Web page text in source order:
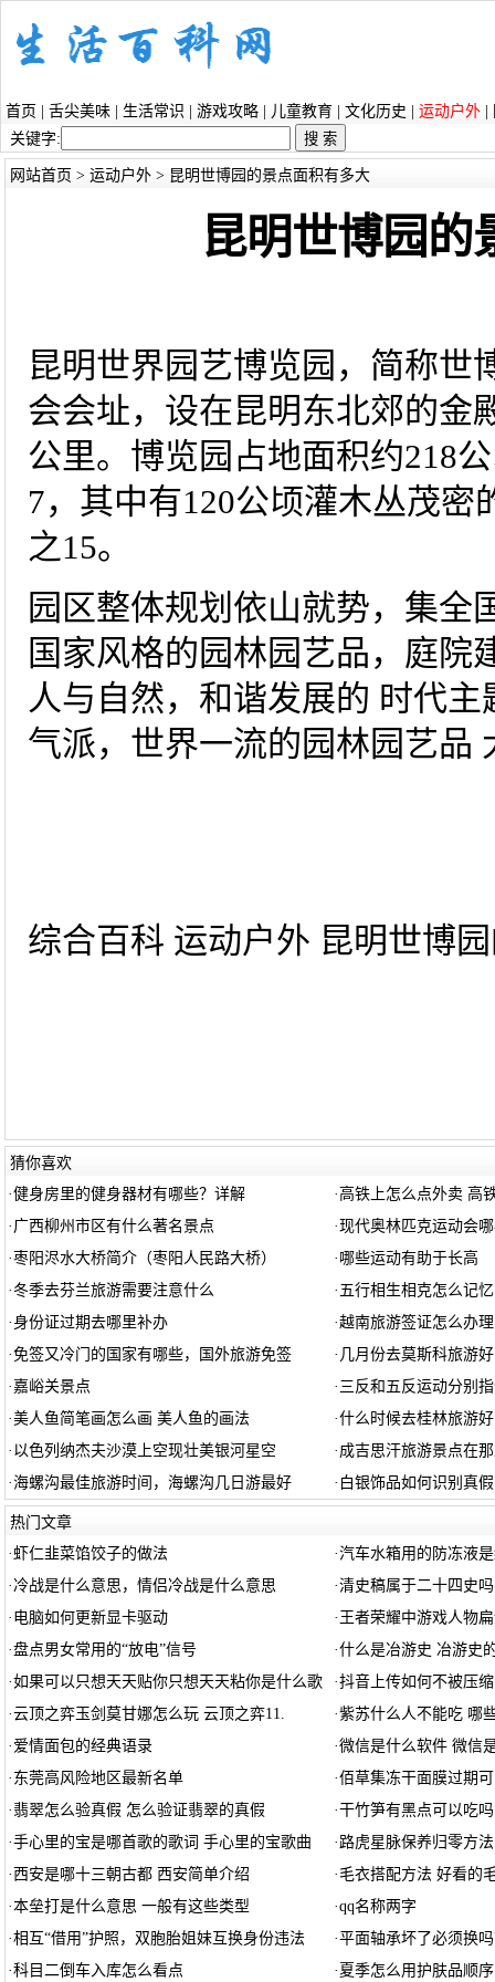
首页 舌尖美味 生活常识 游戏攻略 儿童教育 文化历史 运动户外
关键字:
网站首页 > 运动户外> 昆明世博园的景点面积有多大
昆明世博园的
昆明世界园艺博览园，简称世
会会址，设在昆明东北郊的金
公里。博览园占地面积约218
7，其中有120公顷灌木丛茂
之15。
园区整体规划依山就势，集全
国家风格的园林园艺品，庭院
人与自然，和谐发展的 时代
气派，世界一流的园林园艺品
综合百科 运动户外 昆明世博
猜你喜欢
·健身房里的健身器材有哪些？详解 · 高铁上怎么点外卖 高
· 广西柳州市区有什么著名景点 ·现代奥林匹克运动会
·枣阳浕水大桥简介（枣阳人民路大桥） · 哪些运动有助于长高
·冬季去芬兰旅游需要注意什么 · 五行相生相克怎么记忆
· 身份证过期去哪里补办 ·越南旅游签证怎么办理
·免签又冷门的国家有哪些，国外旅游免签 · 几月份去莫斯科旅游
· 嘉峪关景点 · 三反和五反运动分别
·美人鱼简笔画怎么画 美人鱼的画法 ·什么时候去桂林旅游
· 以色列纳杰夫沙漠上空现壮美银河星空 · 成吉思汗旅游景点在
·海螺沟最佳旅游时间，海螺沟几日游最好 · 白银饰品如何识别真假
热门文章
·虾仁韭菜馅饺子的做法 ·汽车水箱用的防冻液
· 冷战是什么意思，情侣冷战是什么意思 ·清史稿属于二十四史
· 电脑如何更新显卡驱动 · 王者荣耀中游戏人物
·盘点男女常用的“放电”信号 ·什么是冶游史 冶游史
·如果可以只想天天贴你只想天天粘你是什么歌 ·抖音上传如何不被压缩
·云顶之弈玉剑莫甘娜怎么玩 云顶之弈11. ·紫苏什么人不能吃 哪
· 爱情面包的经典语录 ·微信是什么软件 微信
· 东莞高风险地区最新名单 ·佰草集冻干面膜过期
· 翡翠怎么验真假 怎么验证翡翠的真假 ·干竹笋有黑点可以吃
·手心里的宝是哪首歌的歌词 手心里的宝歌曲 · 路虎星脉保养归零方法
· 西安是哪十三朝古都 西安简单介绍 · 毛衣搭配方法 好看的
·本垒打是什么意思 一般有这些类型 ·qq名称两字
·相互“借用”护照，双胞胎姐妹互换身份违法 ·平面轴承坏了必须换
·科目二倒车入库怎么看点 · 夏季怎么用护肤品顺序